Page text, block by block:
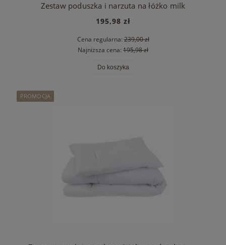
Zestaw poduszka i narzuta na łóżko milk
195,98 zł
Cena regularna:239,00 zł
Najniższa cena: 195,98 zł
Do koszyka
PROMOCJA